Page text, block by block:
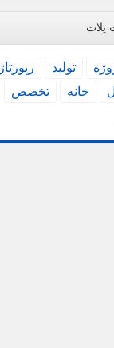
پلات
تولید
رپورتاژ
خانه
تخصص